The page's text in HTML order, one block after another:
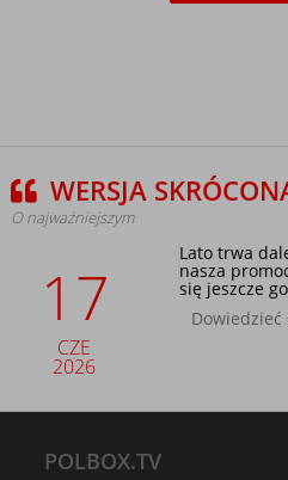
WERSJA
O najważniejszym
17
CZE
2026
Lato trwa
nasza
się jeszcze
Dowiedzieć
POLBOX.TV